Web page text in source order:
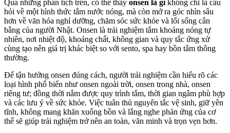
Qua những phân tích trên, có thể thấy onsen là gì không chỉ là câu
hỏi về một hình thức tắm nước nóng, mà còn mở ra góc nhìn sâu
hơn về văn hóa nghỉ dưỡng, chăm sóc sức khỏe và lối sống cân
bằng của người Nhật. Onsen là trải nghiệm tắm khoáng nóng tự
nhiên, nơi nhiệt độ, khoáng chất, không gian và quy tắc ứng xử
cùng tạo nên giá trị khác biệt so với sento, spa hay bồn tắm thông
thường.
Để tận hưởng onsen đúng cách, người trải nghiệm cần hiểu rõ các
loại hình phổ biến như onsen ngoài trời, onsen trong nhà, onsen
riêng tư; đồng thời nắm được quy trình tắm, thời gian ngâm phù hợp
và các lưu ý về sức khỏe. Việc tuân thủ nguyên tắc vệ sinh, giữ yên
tĩnh, không mang khăn xuống bồn và lắng nghe phản ứng của cơ
thể sẽ giúp trải nghiệm trở nên an toàn, văn minh và trọn vẹn hơn.